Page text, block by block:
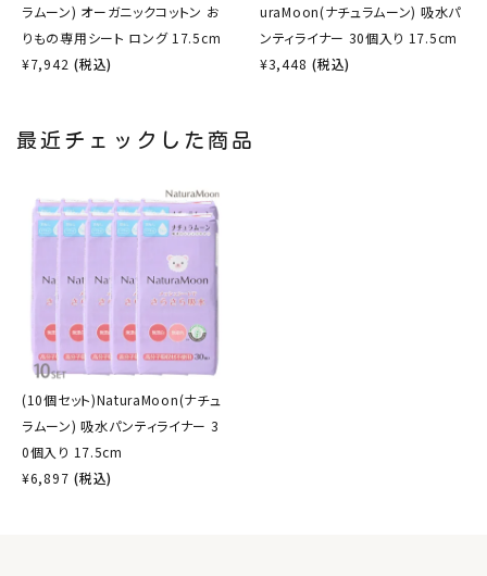
ラムーン) オーガニックコットン お
りもの専用シート ロング 17.5cm
¥7,942 (税込)
uraMoon(ナチュラムーン) 吸水パ
ンティライナー 30個入り 17.5cm
¥3,448 (税込)
最近チェックした商品
(10個セット)NaturaMoon(ナチュ
ラムーン) 吸水パンティライナー 3
0個入り 17.5cm
¥6,897 (税込)